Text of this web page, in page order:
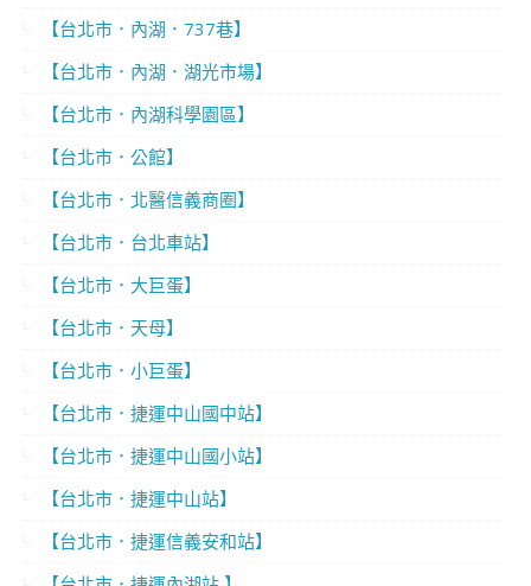
【台北市．內湖．737巷】
【台北市．內湖．湖光市場】
【台北市．內湖科學園區】
【台北市．公館】
【台北市．北醫信義商圈】
【台北市．台北車站】
【台北市．大巨蛋】
【台北市．天母】
【台北市．小巨蛋】
【台北市．捷運中山國中站】
【台北市．捷運中山國小站】
【台北市．捷運中山站】
【台北市．捷運信義安和站】